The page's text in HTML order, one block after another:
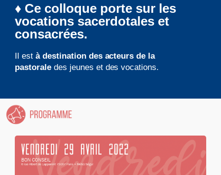
♦ Ce colloque porte sur les
vocations sacerdotales et
consacrées.
Il est à destination des acteurs de la
pastorale des jeunes et des vocations.